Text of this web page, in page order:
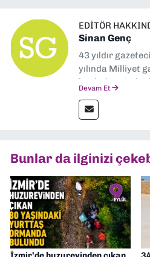
EDITÖR
Sinan Genç
43 yıldır
yılında Milliyet
başladım.
muhabir, editör,
müdürü olarak
Gazetesi'nde
Devam Et
Bunlar da ilginizi